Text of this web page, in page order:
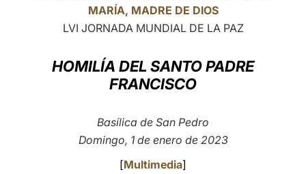
العربيّة
LATINE
MARÍA, MADRE DE DIOS
LVI JORNADA MUNDIAL DE LA PAZ
HOMILÍA DEL SANTO PADRE
FRANCISCO
Basílica de San Pedro
Domingo, 1 de enero de 2023
[Multimedia]